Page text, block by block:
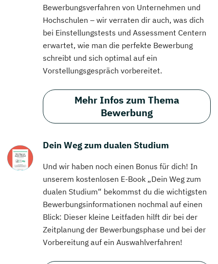
Bewerbungsverfahren von Unternehmen und
Hochschulen – wir verraten dir auch, was dich
bei Einstellungstests und Assessment Centern
erwartet, wie man die perfekte Bewerbung
schreibt und sich optimal auf ein
Vorstellungsgespräch vorbereitet.
Mehr Infos zum Thema
Bewerbung
Dein Weg zum dualen Studium
Und wir haben noch einen Bonus für dich! In
unserem kostenlosen E-Book „Dein Weg zum
dualen Studium“ bekommst du die wichtigsten
Bewerbungsinformationen nochmal auf einen
Blick: Dieser kleine Leitfaden hilft dir bei der
Zeitplanung der Bewerbungsphase und bei der
Vorbereitung auf ein Auswahlverfahren!